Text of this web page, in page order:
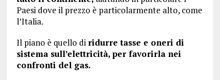
Paesi dove il prezzo è particolarmente alto, come
l’Italia.
Il piano è quello di ridurre tasse e oneri di
sistema sull’elettricità, per favorirla nei
confronti del gas.